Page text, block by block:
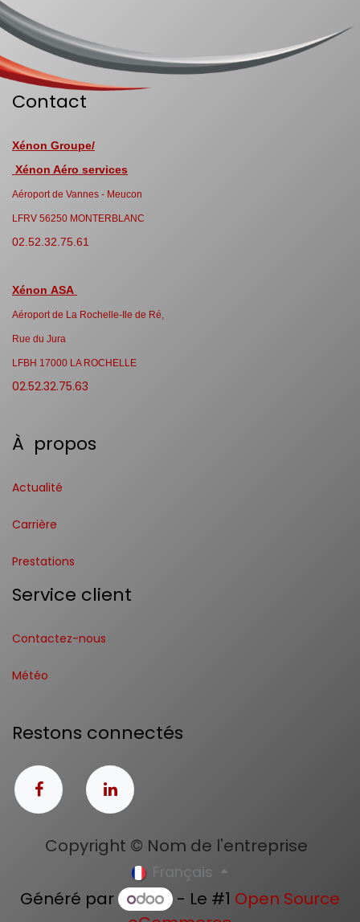
Contact
Xénon Groupe/
Xénon Aéro services
Aéroport de Vannes - Meucon
LFRV 56250 MONTERBLANC
02.52.32.75.61
Xénon ASA
Aéroport de La Rochelle-Ile de Ré,
Rue du Jura
LFBH 17000 LA ROCHELLE
02.52.32.75.63
À propos
Actualité
Carrière
Prestations
Service client
Contactez-nous
Météo
Restons connectés
Copyright © Nom de l'entreprise
Français
Généré par - Le #1 Open Source